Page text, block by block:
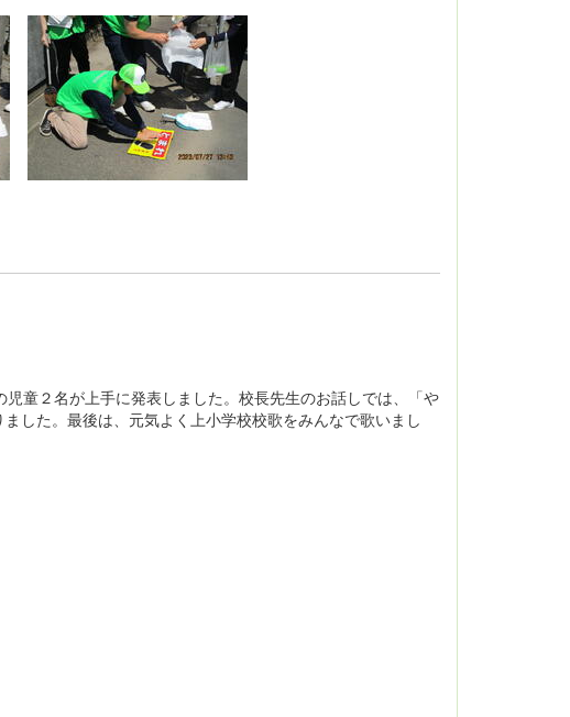
童２名が上手に発表しました。校長先生のお話しでは、「や
した。最後は、元気よく上小学校校歌をみんなで歌いまし